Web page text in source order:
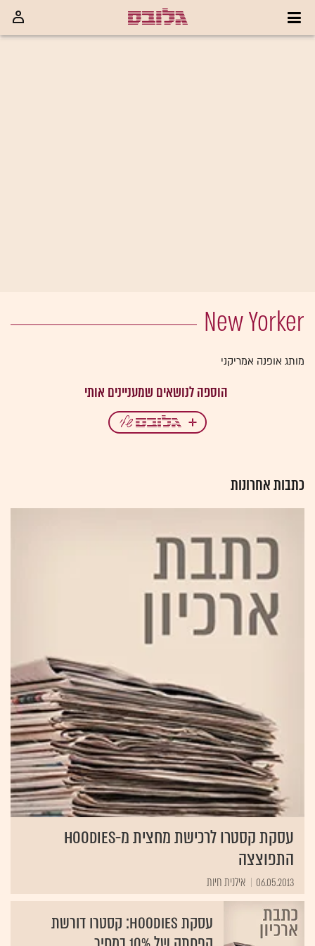
מותג אופנה אמריקני
כתבות אחרונות
עסקת קסטרו לרכישת מחצית מ-Hoodies
התפוצצה
06.05.2013 אילנית חיות ‏
עסקת Hoodies: קסטרו דורשת